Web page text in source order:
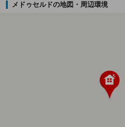
メドゥセルドの地図・周辺環境